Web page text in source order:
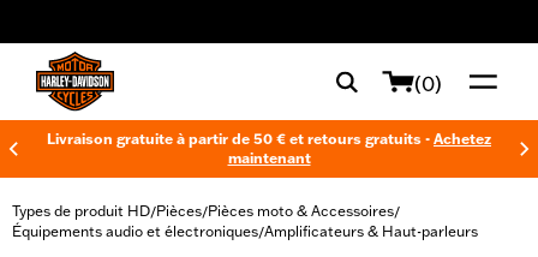
(0)
Livraison gratuite à partir de 50 € et retours gratuits - Achetez
maintenant
Types de produit HD/Pièces/Pièces moto & Accessoires/
Équipements audio et électroniques/Amplificateurs & Haut-parleurs